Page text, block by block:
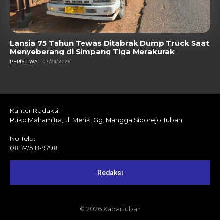
Lansia 75 Tahun Tewas Ditabrak Dump Truck Saat
Menyeberang di Simpang Tiga Merakurak
PERISTIWA 07/08/2026
Kantor Redaksi:
Ruko Mahamitra, Jl. Merik, Gg. Mangga Sidorejo Tuban
No Telp:
0817-7518-9798
Redaksi
© 2026 Kabartuban